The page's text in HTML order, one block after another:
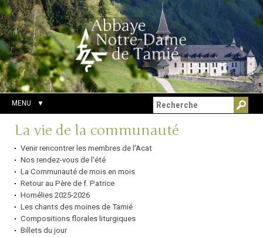
Aller
au
contenu.
|
Aller
à
la
navigation
Outils
personnels
Chercher par
Recherche
avancée…
MENU
Navigation
La vie de la communauté
Venir rencontrer les membres de l'Acat
Nos rendez-vous de l'été
La Communauté de mois en mois
Retour au Père de f. Patrice
Homélies 2025-2026
Les chants des moines de Tamié
Compositions florales liturgiques
Billets du jour